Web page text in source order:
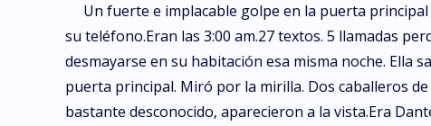
Un fuerte e implacable golpe en la puerta
su teléfono.Eran las 3:00 am.27 textos. 5 llamadas
desmayarse en su habitación esa misma noche. Ella
puerta principal. Miró por la mirilla. Dos caballeros
bastante desconocido, aparecieron a la vista.Era